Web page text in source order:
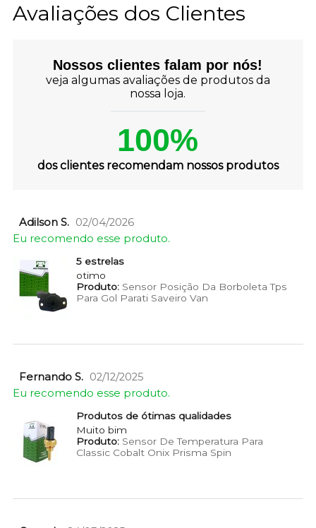
Avaliações dos Clientes
Nossos clientes falam por nós!
veja algumas avaliações de produtos da
nossa loja.
100%
dos clientes recomendam nossos produtos
Adilson S. 02/04/2026
Eu recomendo esse produto.
5 estrelas
otimo
Produto:Sensor Posição Da Borboleta Tps
Para Gol Parati Saveiro Van
Fernando S. 02/12/2025
Eu recomendo esse produto.
Produtos de ótimas qualidades
Muito bim
Produto:Sensor De Temperatura Para
Classic Cobalt Onix Prisma Spin